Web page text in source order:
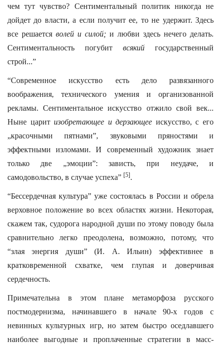
чем тут чувство? Сентиментальный политик никогда не
дойдет до власти, а если получит ее, то не удержит. Здесь
все решается волей и силой; и любви здесь нечего делать.
Сентиментальность погубит всякий государственный
строй...”
“Современное искусство есть дело развязанного
воображения, технического умения и организованной
рекламы. Сентиментальное искусство отжило свой век...
Ныне царитизобретающее и дерзающее искусство, с его
„красочными пятнами”, звуковыми пряностями и
эффектными изломами. И современный художник знает
только две „эмоции”: зависть, при неудаче, и
самодовольство, в случае успеха” [5].
“Бессердечная культура” уже состоялась в России и обрела
верховное положение во всех областях жизни. Некоторая,
скажем так, судорога народной души по этому поводу была
сравнительно легко преодолена, возможно, потому, что
“злая энергия души” (И. А. Ильин) эффективнее в
кратковременной схватке, чем глупая и доверчивая
сердечность.
Примечательна в этом плане метаморфоза русского
постмодернизма, начинавшего в начале 90-х годов с
невинных культурных игр, но затем быстро оседлавшего
наиболее выгодные и проплаченные стратегии в масс-